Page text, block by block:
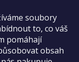
soubory
to, co váš
pomáhají
obsah